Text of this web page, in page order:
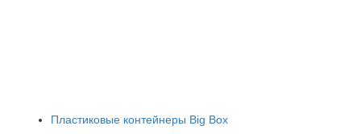
Пластиковые контейнеры Big Box